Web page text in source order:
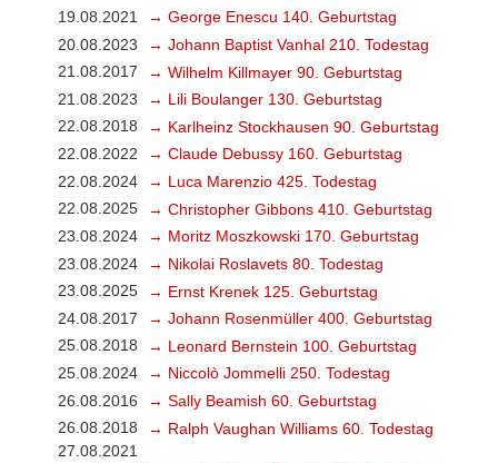
19.08.2021
→ George Enescu 140. Geburtstag
20.08.2023
→ Johann Baptist Vanhal 210. Todestag
21.08.2017
→ Wilhelm Killmayer 90. Geburtstag
21.08.2023
→ Lili Boulanger 130. Geburtstag
22.08.2018
→ Karlheinz Stockhausen 90. Geburtstag
22.08.2022
→ Claude Debussy 160. Geburtstag
22.08.2024
→ Luca Marenzio 425. Todestag
22.08.2025
→ Christopher Gibbons 410. Geburtstag
23.08.2024
→ Moritz Moszkowski 170. Geburtstag
23.08.2024
→ Nikolai Roslavets 80. Todestag
23.08.2025
→ Ernst Krenek 125. Geburtstag
24.08.2017
→ Johann Rosenmüller 400. Geburtstag
25.08.2018
→ Leonard Bernstein 100. Geburtstag
25.08.2024
→ Niccolò Jommelli 250. Todestag
26.08.2016
→ Sally Beamish 60. Geburtstag
26.08.2018
→ Ralph Vaughan Williams 60. Todestag
27.08.2021